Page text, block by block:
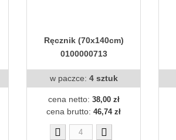
Ręcznik (70x140cm)
0100000713
w paczce: 4 sztuk
cena netto: 38,00 zł
cena brutto: 46,74 zł